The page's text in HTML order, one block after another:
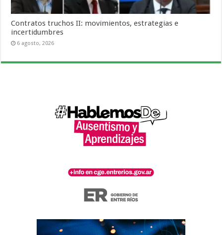
Contratos truchos II: movimientos, estrategias e
incertidumbres
6 agosto, 2026